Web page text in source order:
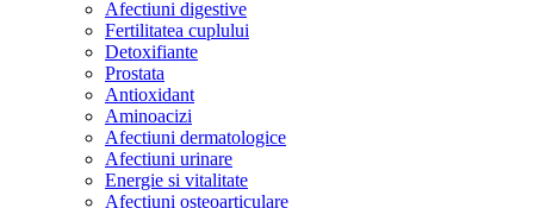
Afectiuni digestive
Fertilitatea cuplului
Detoxifiante
Prostata
Antioxidant
Aminoacizi
Afectiuni dermatologice
Afectiuni urinare
Energie si vitalitate
Afectiuni osteoarticulare